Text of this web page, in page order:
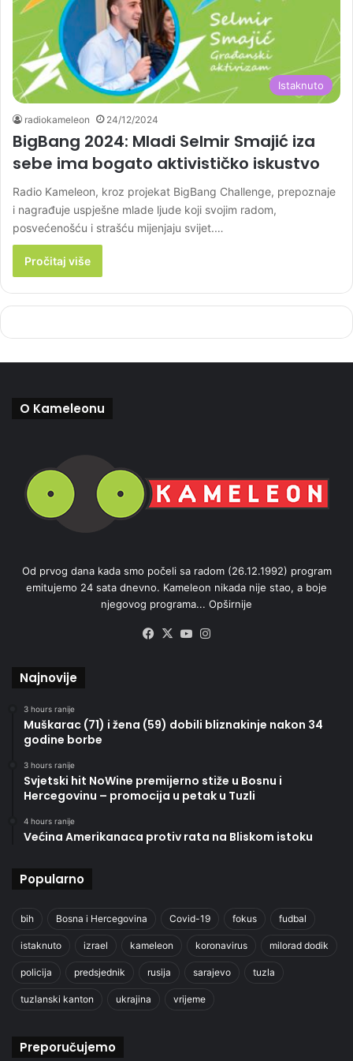
Istaknuto
radiokameleon 24/12/2024
BigBang 2024: Mladi Selmir Smajić iza
sebe ima bogato aktivističko iskustvo
Radio Kameleon, kroz projekat BigBang Challenge, prepoznaje
i nagrađuje uspješne mlade ljude koji svojim radom,
posvećenošću i strašću mijenjaju svijet.…
Pročitaj više
O Kameleonu
Od prvog dana kada smo počeli sa radom (26.12.1992) program
emitujemo 24 sata dnevno. Kameleon nikada nije stao, a boje
njegovog programa... Opširnije
Facebook
X YouTube
Najnovije
3 hours ranije
Muškarac (71) i žena (59) dobili bliznakinje nakon 34
godine borbe
3 hours ranije
Svjetski hit NoWine premijerno stiže u Bosnu i
Hercegovinu – promocija u petak u Tuzli
4 hours ranije
Većina Amerikanaca protiv rata na Bliskom istoku
Popularno
bih Bosna i Hercegovina Covid-19 fokus fudbal
istaknuto izrael kameleon koronavirus milorad dodik
policija predsjednik rusija sarajevo tuzla
tuzlanski kanton ukrajina vrijeme
Preporučujemo